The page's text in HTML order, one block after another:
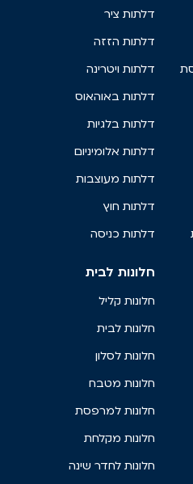
דלתות ציר
דלתות הזזה
דלתות ויטרינה
דלתות באוהאוס
דלתות בלגיות
דלתות אלומיניום
דלתות מעוצבות
דלתות חוץ
דלתות כניסה
חלונות לבית
חלונות קליל
חלונות לבית
חלונות לסלון
חלונות מטבח
חלונות למרפסת
חלונות מקלחת
חלונות לחדר שינה